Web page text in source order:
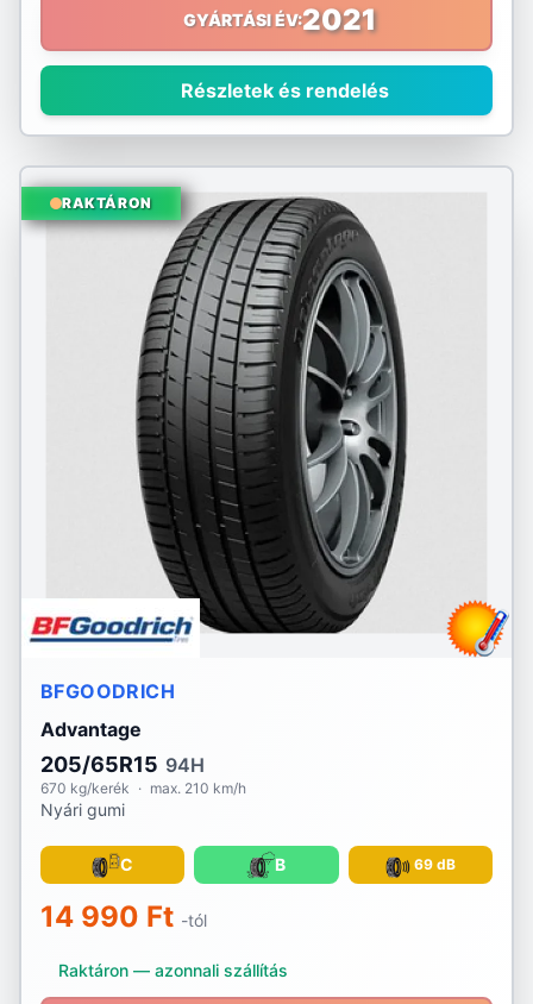
GYÁRTÁSI ÉV:2021
Részletek és rendelés
RAKTÁRON
BFGOODRICH
Advantage
205/65R15 94H
670 kg/kerék · max. 210 km/h
Nyári gumi
C B 69 dB
14 990 Ft -tól
Raktáron — azonnali szállítás